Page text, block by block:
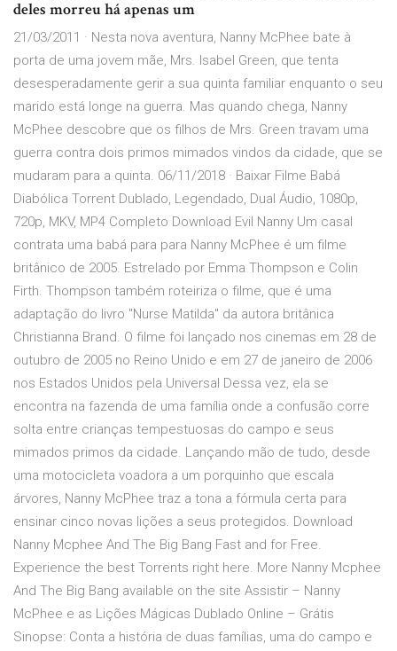
deles morreu há apenas um
21/03/2011 · Nesta nova aventura, Nanny McPhee bate à
porta de uma jovem mãe, Mrs. Isabel Green, que tenta
desesperadamente gerir a sua quinta familiar enquanto o seu
marido está longe na guerra. Mas quando chega, Nanny
McPhee descobre que os filhos de Mrs. Green travam uma
guerra contra dois primos mimados vindos da cidade, que se
mudaram para a quinta. 06/11/2018 · Baixar Filme Babá
Diabólica Torrent Dublado, Legendado, Dual Áudio, 1080p,
720p, MKV, MP4 Completo Download Evil Nanny Um casal
contrata uma babá para para Nanny McPhee é um filme
britânico de 2005. Estrelado por Emma Thompson e Colin
Firth. Thompson também roteiriza o filme, que é uma
adaptação do livro "Nurse Matilda" da autora britânica
Christianna Brand. O filme foi lançado nos cinemas em 28 de
outubro de 2005 no Reino Unido e em 27 de janeiro de 2006
nos Estados Unidos pela Universal Dessa vez, ela se
encontra na fazenda de uma família onde a confusão corre
solta entre crianças tempestuosas do campo e seus
mimados primos da cidade. Lançando mão de tudo, desde
uma motocicleta voadora a um porquinho que escala
árvores, Nanny McPhee traz a tona a fórmula certa para
ensinar cinco novas lições a seus protegidos. Download
Nanny Mcphee And The Big Bang Fast and for Free.
Experience the best Torrents right here. More Nanny Mcphee
And The Big Bang available on the site Assistir – Nanny
McPhee e as Lições Mágicas Dublado Online – Grátis
Sinopse: Conta a história de duas famílias, uma do campo e